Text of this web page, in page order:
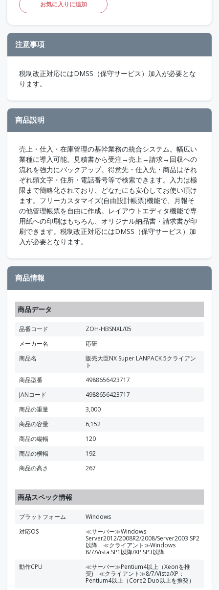
お気に入りに追加
注意事項
税制改正対応にはDMSS（保守サービス）加入が必要とな
ります。
商品説明
売上・仕入・在庫管理の基幹業務の統合システム。幅広い
業種に導入可能。見積書から受注→売上→請求→回収への
流れを強力にバックアップ。得意先・仕入先・商品はそれ
ぞれ頭文字・住所・電話番号等で検索できます。入力は極
限まで簡略化されており、どなたにも安心してお使い頂け
ます。フリーカスタマイズ(自由設計帳票)機能で、月報そ
の他管理帳票を自由に作成。レイアウトエディタ機能で専
用紙への印刷はもちろん、オリジナル納品書・請求書が印
刷できます。税制改正対応にはDMSS（保守サービス）加
入が必要となります。
商品情報
商品データ
品番コード
ZOH-HBSNXL/05
メーカー名
応研
商品名
販売大臣NX Super LANPACK 5クライアン
ト
商品型番
4988656423717
JANコード
4988656423717
商品の重量
3,000
商品の容量
6,152
商品の縦幅
120
商品の横幅
192
商品の高さ
267
商品スペック情報
プラットフォーム
Windows
対応OS
≪サーバー≫Windows
Server2012/2008R2/2008/Server2003 SP2
以降 ≪クライアント≫Windows
8/7/Vista SP1以降/XP SP3以降
動作CPU
≪サーバー≫Pentium4以上（Xeonを推
奨) ≪クライアント≫8/7/Vista/XP：
Pentium4以上（Core2 Duo以上を推奨）